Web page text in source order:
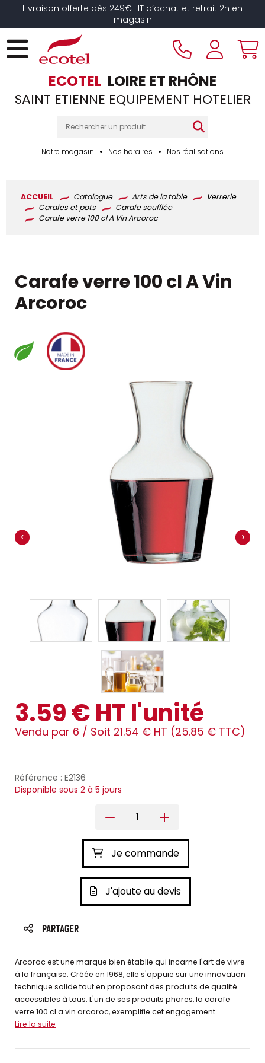
Livraison offerte dès 249€ HT d’achat et retrait 2h en
magasin
ECOTEL LOIRE ET RHÔNE
SAINT ETIENNE EQUIPEMENT HOTELIER
Notre magasin Nos horaires Nos réalisations
ACCUEIL Catalogue Arts de la table
Verrerie
Carafes et pots
Carafe soufflée
Carafe verre 100 cl A Vin Arcoroc
Carafe verre 100 cl A Vin
Arcoroc
‹ ›
3.59 € HT l'unité
Vendu par 6 / Soit 21.54 € HT (25.85 € TTC)
Référence : E2136
Disponible sous 2 à 5 jours
Je commande
J'ajoute au devis
PARTAGER
Arcoroc est une marque bien établie qui incarne l'art de vivre
à la française. Créée en 1968, elle s'appuie sur une innovation
technique solide tout en proposant des produits de qualité
accessibles à tous. L'un de ses produits phares, la carafe
verre 100 cl a vin arcoroc, exemplifie cet engagement...
Lire la suite
Panneau de gestion des cookies